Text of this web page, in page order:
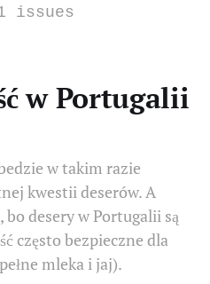
issues
w Portugalii
w takim razie
kwestii deserów. A
desery w Portugalii są
często bezpieczne dla
mleka i jaj).